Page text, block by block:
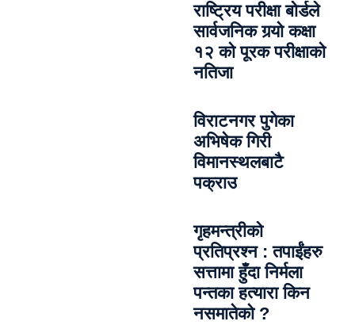
राष्ट्रिय परीक्षा बोर्डले
सार्वजनिक गर्‍यो कक्षा
१२ को पूरक परीक्षाको
नतिजा
विराटनगर पुगेका
अभिषेक गिरी
विमानस्थलबाटै
पक्राउ
गृहमन्त्रीको
प्रतिप्रश्न : तपाईंहरु
सत्तामा हुँदा निर्मला
पन्तका हत्यारा किन
नसमातेको ?